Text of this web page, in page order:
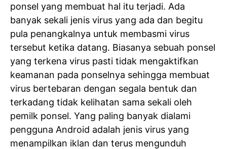
ponsel yang membuat hal itu terjadi. Ada
banyak sekali jenis virus yang ada dan begitu
pula penangkalnya untuk membasmi virus
tersebut ketika datang. Biasanya sebuah ponsel
yang terkena virus pasti tidak mengaktifkan
keamanan pada ponselnya sehingga membuat
virus bertebaran dengan segala bentuk dan
terkadang tidak kelihatan sama sekali oleh
pemilk ponsel. Yang paling banyak dialami
pengguna Android adalah jenis virus yang
menampilkan iklan dan terus mengunduh